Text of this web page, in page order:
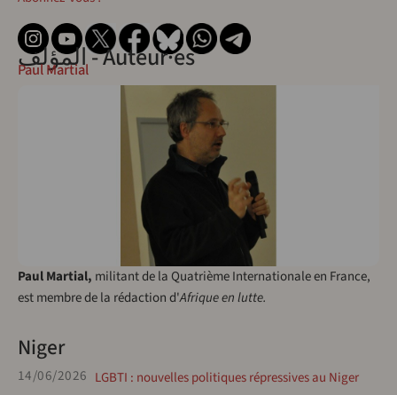
المؤلف - Auteur·esPaul Martial
Paul Martial, militant de la Quatrième Internationale en France,
est membre de la rédaction d'Afrique en lutte.
Niger
14/06/2026 LGBTI : nouvelles politiques répressives au Niger